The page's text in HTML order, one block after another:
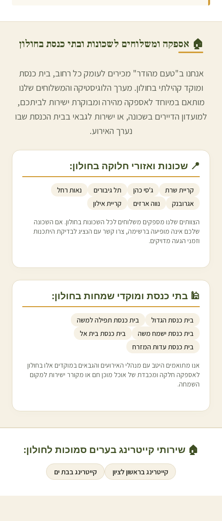
🏠 אספקה ומשלוחים לשכונות ובתי כנסת בחולון
אנחנו ב"טעם מהודר" מכירים לעומק כל רחוב, בית כנסת
ומוקד קהילתי בחולון. מערך הלוגיסטיקה והמשלוחים שלנו
מותאם במיוחד לאספקה מהירה ומבוקרת ישירות לביתכם,
למועדון הדיירים בשכונה, או ישירות לגבאי בבית הכנסת שבו
נערך האירוע.
📍 שכונות ואזורי חלוקה בחולון:
קריית שרת ג'סי כהן תל גיבורים
נאות רחל
אגרובנק
נווה ארזים קריית אילון
הצוותים שלנו מספקים משלוחים לכל השכונות בחולון. אם השכונה
שלכם אינה מופיעה ברשימה, צרו קשר עם הנציג לבדיקת היתכנות
וזמני הגעה מדויקים.
🕌 בתי כנסת ומוקדי שמחות בחולון:
בית כנסת הגדול
בית כנסת תפילה למשה
בית כנסת ישמח משה
בית כנסת בית אל
בית כנסת עדות המזרח
אנו מתואמים היטב עם מנהלי האירועים והגבאים במוקדים אלו בחולון
לאספקה חלקה ומכבדת של אוכל מוכן חם או מקורר ישירות למקום
השמחה.
🏠 שירותי קייטרינג בערים סמוכות לחולון:
קייטרינג בראשון לציון קייטרינג בבת ים